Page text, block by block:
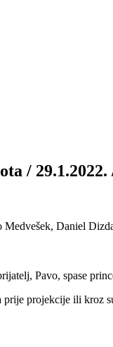
/ 29.1.2022.
Daniel
Pavo, spase
prije projekcije ili kroz